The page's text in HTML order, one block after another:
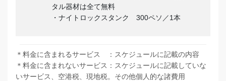
タル器材は全て無料
・ナイトロックスタンク 300ペソ／1本
＊料金に含まれるサービス ：スケジュールに記載の内容
＊料金に含まれないサービス：スケジュールに記載していな
いサービス、空港税、現地税。その他個人的な諸費用